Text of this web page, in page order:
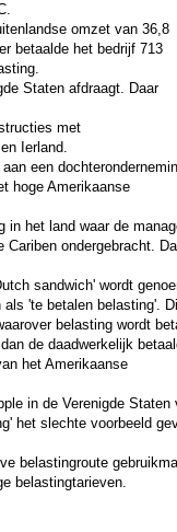
omzet van 36,8
betaalde het bedrijf 713
Staten afdraagt. Daar
met
Ierland.
een
hoge Amerikaanse
in het land waar de
ondergebracht.
sandwich' wordt
'te betalen belasting'.
belasting wordt
de daadwerkelijk
het Amerikaanse
in de Verenigde Staten
het slechte voorbeeld
belastingroute
belastingtarieven.